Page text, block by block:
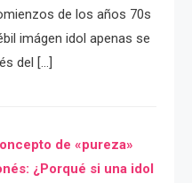
de los años 70s
imágen idol apenas se
del […]
de «pureza»
¿Porqué si una idol